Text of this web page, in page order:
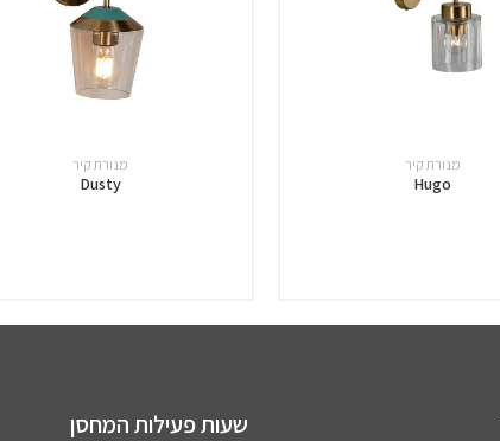
מנורת קיר
Hugo
מנורת קיר
Dusty
שעות פעילות המחסן